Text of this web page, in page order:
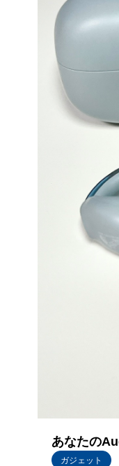
あなたの
ガジェット